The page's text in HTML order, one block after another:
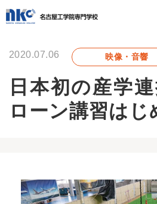
2020.07.06 映像・音響
日本初の産学
ローン講習はじ